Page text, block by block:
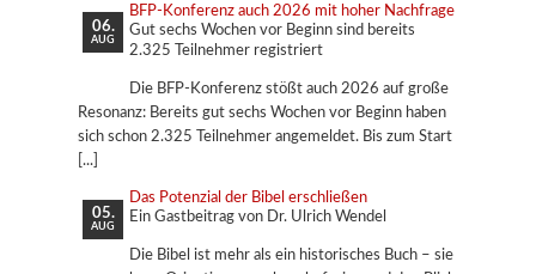
06.
AUG
BFP-Konferenz auch 2026 mit hoher Nachfrage
Gut sechs Wochen vor Beginn sind bereits
2.325 Teilnehmer registriert
Die BFP-Konferenz stößt auch 2026 auf große
Resonanz: Bereits gut sechs Wochen vor Beginn haben
sich schon 2.325 Teilnehmer angemeldet. Bis zum Start
05.
AUG
Das Potenzial der Bibel erschließen
Ein Gastbeitrag von Dr. Ulrich Wendel
Die Bibel ist mehr als ein historisches Buch – sie